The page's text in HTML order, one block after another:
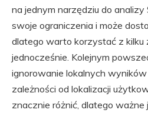
na jednym narzędziu do analizy
swoje ograniczenia i może
dlatego warto korzystać z kilku
jednocześnie. Kolejnym
ignorowanie lokalnych
zależności od lokalizacji
znacznie różnić, dlatego